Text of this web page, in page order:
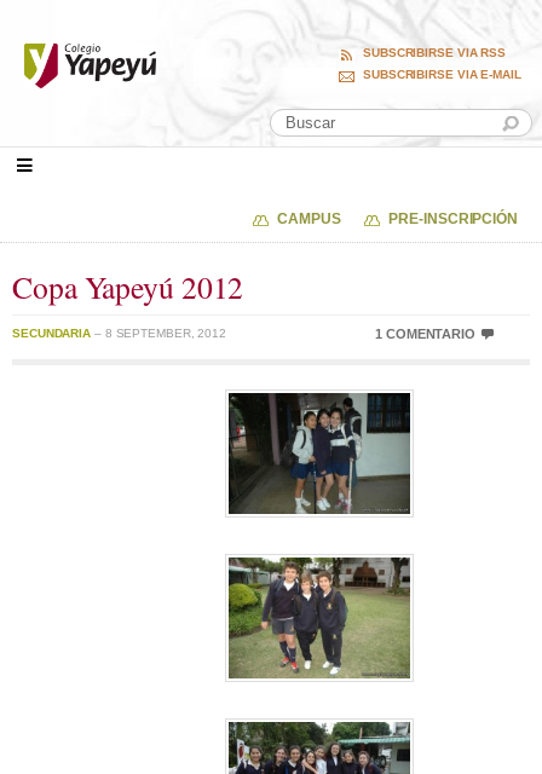
SUBSCRIBIRSE VIA RSS
SUBSCRIBIRSE VIA E-MAIL
CAMPUS PRE-INSCRIPCIÓN
Copa Yapeyú 2012
SECUNDARIA – 8 SEPTEMBER, 2012 1 COMENTARIO